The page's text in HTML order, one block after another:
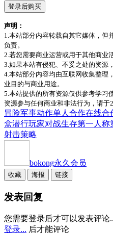
登录后购买
声明：
1.本站部分内容转载自其它媒体，但
负责。
2.若您需要商业运营或用于其他商业
3.如果本站有侵犯、不妥之处的资源
4.本站部分内容均由互联网收集整理
业目的与商业用途。
5.本站提供的所有资源仅供参考学习
资源参与任何商业和非法行为，请于
冒险军事动作单人 合作在线合
盒潜行玩家对战生存第一人称
射击策略
bokong永久会员
收藏 海报 链接
发表回复
您需要登录后才可以发表评论
登录... 后才能评论